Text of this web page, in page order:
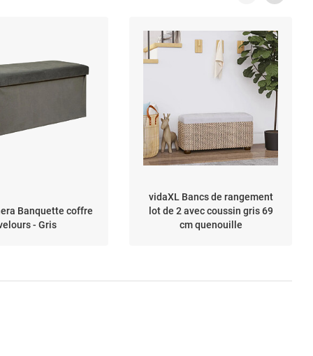
Banquette coffre
- Gris
vidaXL Bancs de rangement
lot de 2 avec coussin gris 69
cm quenouille